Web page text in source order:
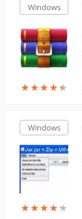
Windows
★★★★★
★★★★★
Windows
★★★★★
★★★★★